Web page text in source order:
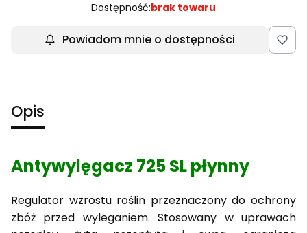
Dostępność:brak towaru
Powiadom mnie o dostępności
Opis
Antywylęgacz 725 SL płynny
Regulator wzrostu roślin przeznaczony do ochrony
zbóż przed wyleganiem. Stosowany w uprawach